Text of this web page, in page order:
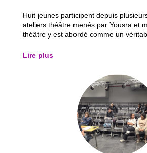
Huit jeunes participent depuis
ateliers théâtre menés par Yousra et
théâtre y est abordé comme un
rôles, mais aussi d’apprendre à
Lire plus